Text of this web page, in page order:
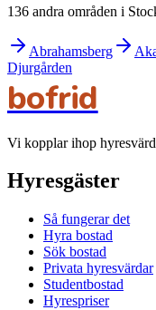
136 andra områden i
Abrahamsberg
Djurgården
bofrid
Vi kopplar ihop
Hyresgäster
Så fungerar det
Hyra bostad
Sök bostad
Privata hyresvärdar
Studentbostad
Hyrespriser